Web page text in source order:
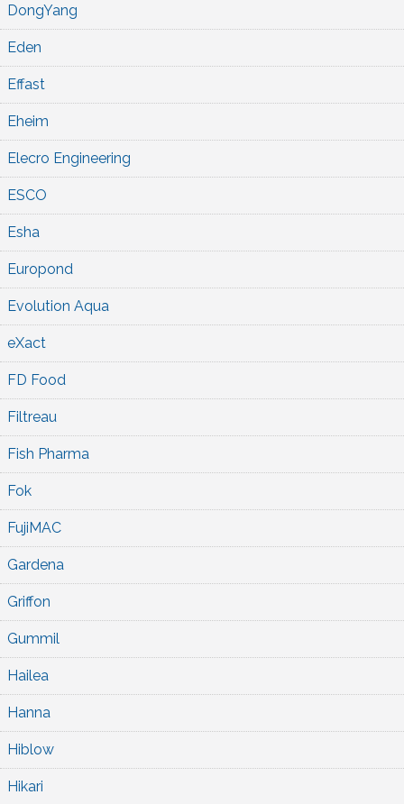
DongYang
Eden
Effast
Eheim
Elecro Engineering
ESCO
Esha
Europond
Evolution Aqua
eXact
FD Food
Filtreau
Fish Pharma
Fok
FujiMAC
Gardena
Griffon
Gummil
Hailea
Hanna
Hiblow
Hikari